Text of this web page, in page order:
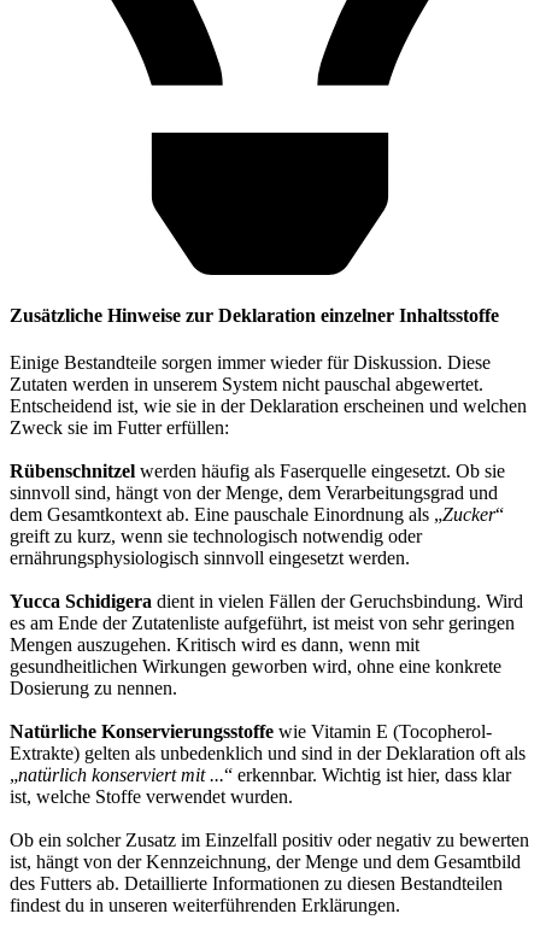
Zusätzliche Hinweise zur Deklaration einzelner Inhaltsstoffe
Einige Bestandteile sorgen immer wieder für Diskussion. Diese
Zutaten werden in unserem System nicht pauschal abgewertet.
Entscheidend ist, wie sie in der Deklaration erscheinen und welchen
Zweck sie im Futter erfüllen:
Rübenschnitzel werden häufig als Faserquelle eingesetzt. Ob sie
sinnvoll sind, hängt von der Menge, dem Verarbeitungsgrad und
dem Gesamtkontext ab. Eine pauschale Einordnung als „Zucker“
greift zu kurz, wenn sie technologisch notwendig oder
ernährungsphysiologisch sinnvoll eingesetzt werden.
Yucca Schidigera dient in vielen Fällen der Geruchsbindung. Wird
es am Ende der Zutatenliste aufgeführt, ist meist von sehr geringen
Mengen auszugehen. Kritisch wird es dann, wenn mit
gesundheitlichen Wirkungen geworben wird, ohne eine konkrete
Dosierung zu nennen.
Natürliche Konservierungsstoffe wie Vitamin E (Tocopherol-
Extrakte) gelten als unbedenklich und sind in der Deklaration oft als
„natürlich konserviert mit ...“ erkennbar. Wichtig ist hier, dass klar
ist, welche Stoffe verwendet wurden.
Ob ein solcher Zusatz im Einzelfall positiv oder negativ zu bewerten
ist, hängt von der Kennzeichnung, der Menge und dem Gesamtbild
des Futters ab. Detaillierte Informationen zu diesen Bestandteilen
findest du in unseren weiterführenden Erklärungen.